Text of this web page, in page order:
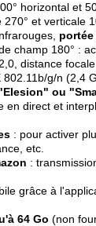
horizontal et
et verticale
champ 180° :
distance
g/n (2,4
ou
en direct et
: pour activer
etc.
:
grâce à
64 Go (non